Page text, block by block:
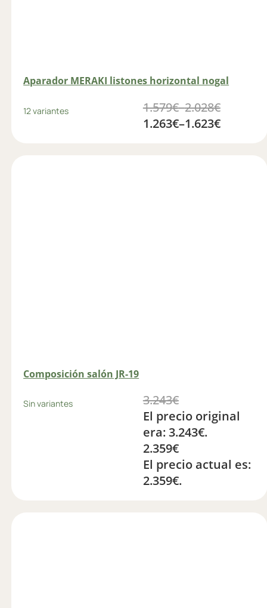
Aparador MERAKI listones horizontal nogal
12 variantes 1.579€–2.028€
1.263€–1.623€
Composición salón JR-19
Sin variantes 3.243€
El precio original
era: 3.243€.
2.359€
El precio actual es:
2.359€.